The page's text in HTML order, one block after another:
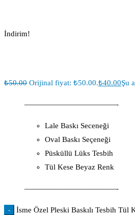
İndirim!
₺50.00 Orijinal fiyat: ₺50.00.₺40.00Şu
————————————-
Lale Baskı Seceneği
Oval Baskı Seçeneği
Püsküllü Lüks Tesbih
Tül Kese Beyaz Renk
————————————-
- İsme Özel Pleski Baskılı Tesbih Tül